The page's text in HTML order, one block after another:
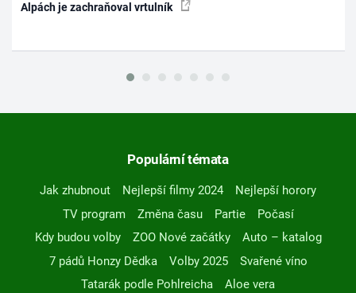
Alpách je zachraňoval vrtulník
Populární témata
Jak zhubnout Nejlepší filmy 2024
Nejlepší horory
TV program
Změna času Partie
Počasí
Kdy budou volby
ZOO Nové začátky
Auto – katalog
7 pádů Honzy Dědka
Volby 2025
Svařené víno
Tatarák podle Pohlreicha
Aloe vera